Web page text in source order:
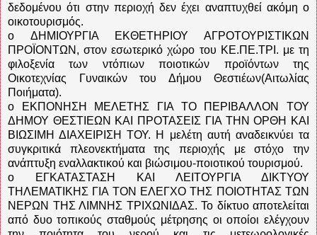
δεδομένου ότι στην περιοχή δεν έχει αναπτυχθεί ακόμη ο
οικοτουρισμός.
o ΔΗΜΙΟΥΡΓΙΑ ΕΚΘΕΤΗΡΙΟΥ ΑΓΡΟΤΟΥΡΙΣΤΙΚΩΝ
ΠΡΟΪΟΝΤΩΝ, στον εσωτερικό χώρο του ΚΕ.ΠΕ.ΤΡΙ. με τη
φιλοξενία των ντόπιων ποιοτικών προϊόντων της
Οικοτεχνίας Γυναικών του Δήμου Θεστιέων(Αιτωλίας
Ποιήματα).
o ΕΚΠΟΝΗΣΗ ΜΕΛΕΤΗΣ ΓΙΑ ΤΟ ΠΕΡΙΒΑΛΛΟΝ ΤΟΥ
ΔΗΜΟΥ ΘΕΣΤΙΕΩΝ ΚΑΙ ΠΡΟΤΑΣΕΙΣ ΓΙΑ ΤΗΝ ΟΡΘΗ ΚΑΙ
ΒΙΩΣΙΜΗ ΔΙΑΧΕΙΡΙΣΗ ΤΟΥ. Η μελέτη αυτή αναδεικνύει τα
συγκριτικά πλεονεκτήματα της περιοχής με στόχο την
ανάπτυξη εναλλακτικού και βιώσιμου-ποιοτικού τουρισμού.
o ΕΓΚΑΤΑΣΤΑΣΗ ΚΑΙ ΛΕΙΤΟΥΡΓΙΑ ΔΙΚΤΥΟΥ
ΤΗΛΕΜΑΤΙΚΗΣ ΓΙΑ ΤΟΝ ΕΛΕΓΧΟ ΤΗΣ ΠΟΙΟΤΗΤΑΣ ΤΩΝ
ΝΕΡΩΝ ΤΗΣ ΛΙΜΝΗΣ ΤΡΙΧΩΝΙΔΑΣ. Το δίκτυο αποτελείται
από δυο τοπικούς σταθμούς μέτρησης οι οποίοι ελέγχουν